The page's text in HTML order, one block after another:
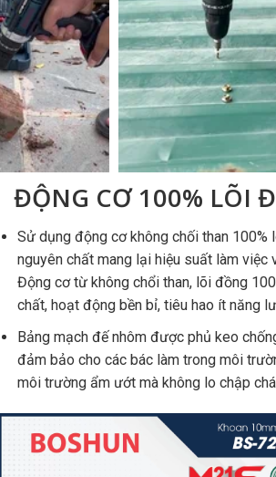
ĐỘNG CƠ 100% LÕI
Sử dụng động cơ không chối than 100%
nguyên chất mang lại hiệu suất làm việc
Động cơ từ không chổi than, lõi đồng
chất, hoạt động bền bỉ, tiêu hao ít năng
Bảng mạch đế nhôm được phủ keo
đảm bảo cho các bác làm trong môi
môi trường ẩm ướt mà không lo chập